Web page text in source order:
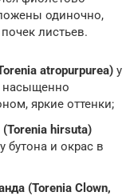
одиночно,
листьев.
atropurpurea) у
насыщенно
яркие оттенки;
hirsuta)
и окрас в
(Torenia Clown,